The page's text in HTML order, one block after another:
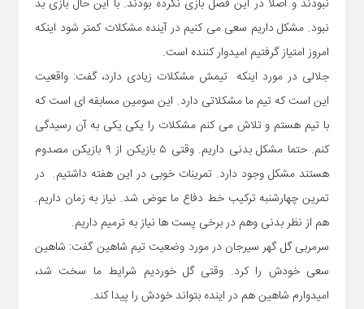
نبودند و اصلا در این فصل بازی نکرده بودند. با این حال بازی بد
نبود. مشکل داریم سعی می کنیم در آینده مشکلات کمتر شود اینکه
امروز امتیاز گرفتیم امیدوار کننده است.
جلالی در مورد اینکه تیمش مشکلات زیادی دارد، گفت: واقعیت
این است که تیم ما مشکلاتی دارد. این سومین مسابقه ای است که
با تیم هستم و تلاش می کنم مشکلات را یکی یکی به آن رسیدگی
کنم. حتما مشکل بدنی داریم. وقتی ۵ بازیکن از ۹ بازیکن مصدوم
هستند مشکل وجود دارد. تمرینات خوبی در این هفته داشتیم. در
تمرین چهارشنبه ترکیب خط دفاع ما عوض شد. نیاز به زمان داریم.
هم از نظر بدنی وهم در برخی پست ها نیاز به ترمیم داریم.
سرمربی گل گهر سیرجان در مورد وضعیت تیم شاهین گفت: شاهین
سعی خودش را کرد. وقتی گل خوردیم شرایط ما سخت شد،
امیدوارم شاهین هم در اینده بتواند خودش را پیدا کند.